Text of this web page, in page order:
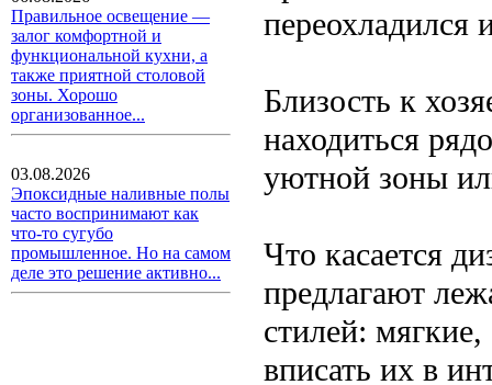
Правильное освещение —
залог комфортной и
функциональной кухни, а
также приятной столовой
зоны. Хорошо
организованное...
03.08.2026
Эпоксидные наливные полы
часто воспринимают как
что-то сугубо
промышленное. Но на самом
деле это решение активно...
переохладился
Близость к
находиться
уютной зоны
Что касается
предлагают
стилей:
вписать их в